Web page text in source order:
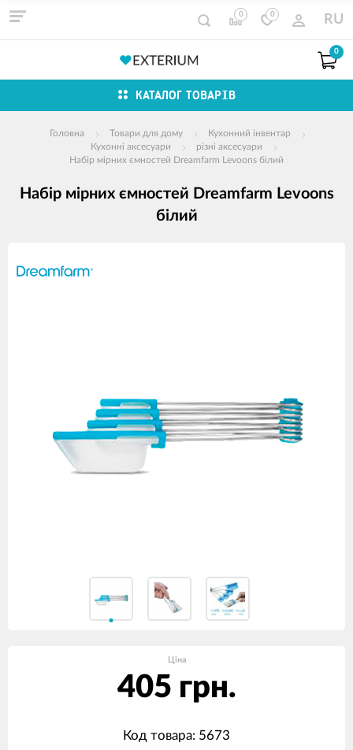
0 0 RU
0
КАТАЛОГ ТОВАРІВ
Головна Товари для дому
Кухонний інвентар
Кухонні аксесуари
різні аксесуари
Набір мірних ємностей Dreamfarm Levoons білий
Набір мірних ємностей Dreamfarm Levoons
білий
продуктів
Ціна
405 грн.
Код товара: 5673